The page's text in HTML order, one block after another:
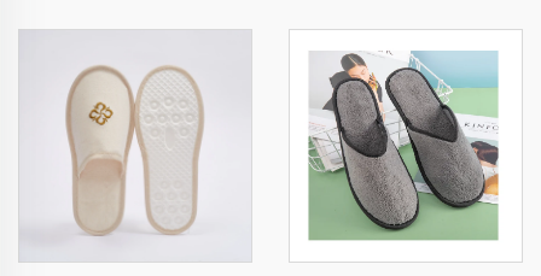
мейманхана жана SPA
кагаздан түзүлгөн табан,
колдонулгандан кийин
чөпкө айлануучу,
авиакомпаниялар үчүн
панчык
Буюмдары Мейман
Чашмалары OEM
Колдонуп Чыгарылган
Мейманхана
Чашмалары Сатууга